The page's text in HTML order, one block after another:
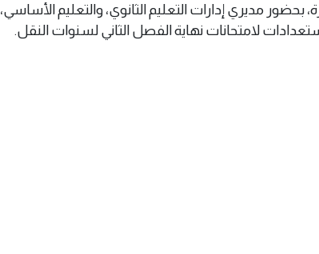
بحضور مديري إدارات التعليم الثانوي، والتعليم الأساسي،
لامتحانات نهاية الفصل الثاني لسنوات النقل.